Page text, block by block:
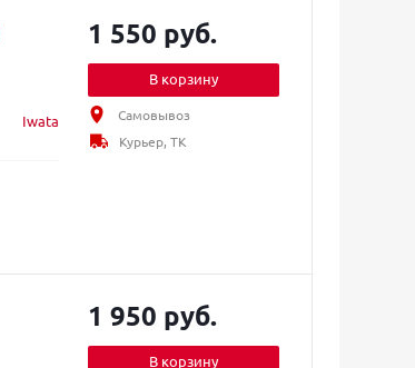
Iwata
1 550 руб.
В корзину
Самовывоз
Курьер, ТК
1 950 руб.
В корзину